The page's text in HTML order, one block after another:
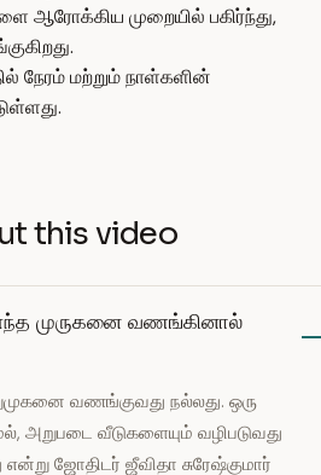
முறையில் பகிர்ந்து,
நேரம் மற்றும் நாள்களின்
this video
முருகனை வணங்கினால்
வணங்குவது நல்லது. ஒரு
அறுபடை வீடுகளையும் வழிபடுவது
ஜோதிடர் ஜீவிதா சுரேஷ்குமார்